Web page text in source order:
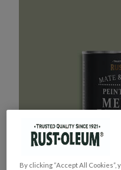
By clicking “Accept All